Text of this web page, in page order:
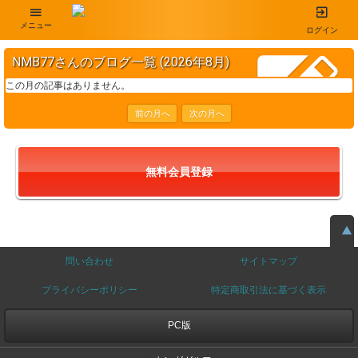
ログイン
メニュー
NMB77さんのブログ一覧 (2026年8月)
この月の記事はありません。
前の月へ 次の月へ
無料会員登録
問い合わせ サイトマップ
プライバシーポリシー 特定商取引法に基づく表示
PC版